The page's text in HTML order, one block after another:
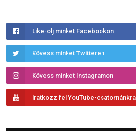
Like-olj minket Facebookon
Kövess minket Twitteren
Kövess minket Instagramon
Iratkozz fel YouTube-csatornánkra